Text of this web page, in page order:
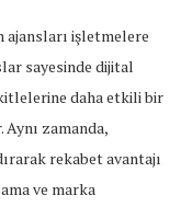
ajansları işletmelere
sayesinde dijital
daha etkili bir
zamanda,
rekabet avantajı
ve marka